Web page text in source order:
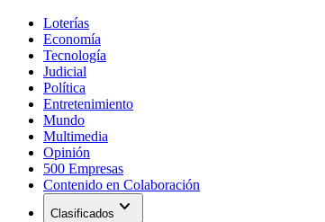
Loterías
Economía
Tecnología
Judicial
Política
Entretenimiento
Mundo
Multimedia
Opinión
500 Empresas
Contenido en Colaboración
Clasificados expand_more